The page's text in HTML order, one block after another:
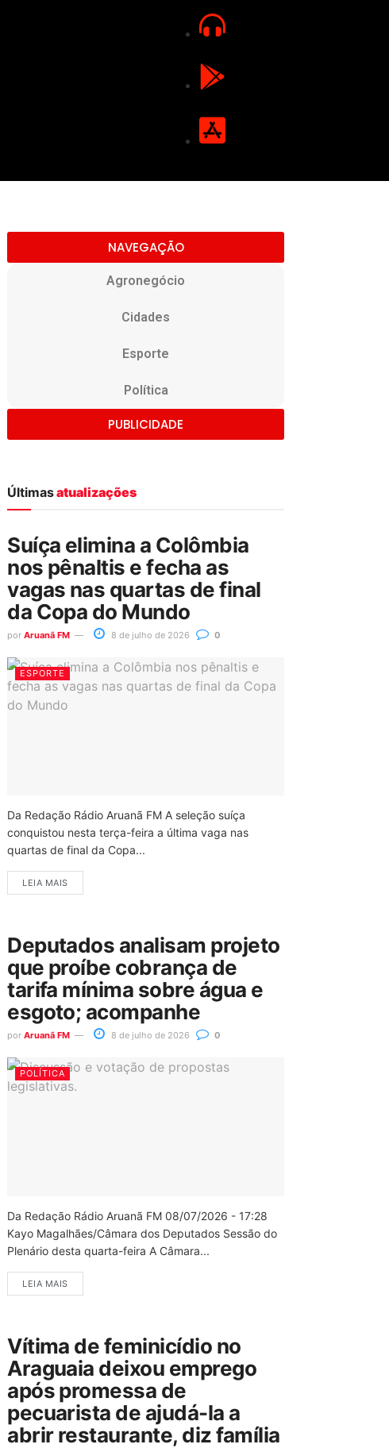
NAVEGAÇÃO
Agronegócio
Cidades
Esporte
Política
PUBLICIDADE
Últimasatualizações
Suíça elimina a Colômbia
nos pênaltis e fecha as
vagas nas quartas de final
da Copa do Mundo
por Aruanã FM 8 de julho de 2026 0
ESPORTE
Da Redação Rádio Aruanã FM A seleção suíça
conquistou nesta terça-feira a última vaga nas
quartas de final da Copa...
LEIA MAIS
Deputados analisam projeto
que proíbe cobrança de
tarifa mínima sobre água e
esgoto; acompanhe
por Aruanã FM 8 de julho de 2026 0
POLÍTICA
Da Redação Rádio Aruanã FM 08/07/2026 - 17:28
Kayo Magalhães/Câmara dos Deputados Sessão do
Plenário desta quarta-feira A Câmara...
LEIA MAIS
Vítima de feminicídio no
Araguaia deixou emprego
após promessa de
pecuarista de ajudá-la a
abrir restaurante, diz família